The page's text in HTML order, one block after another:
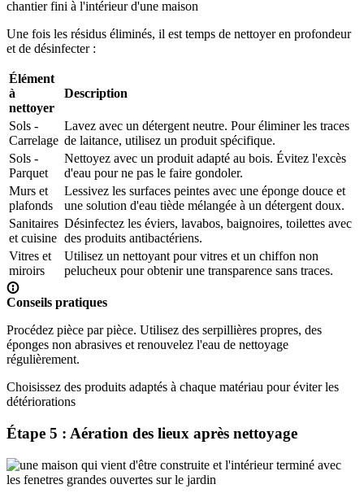
Une fois les résidus éliminés, il est temps de nettoyer en profondeur
et de désinfecter :
Élément
à
nettoyer
Description
Sols -
Carrelage
Lavez avec un détergent neutre. Pour éliminer les traces
de laitance, utilisez un produit spécifique.
Sols -
Parquet
Nettoyez avec un produit adapté au bois. Évitez l'excès
d'eau pour ne pas le faire gondoler.
Murs et
plafonds
Lessivez les surfaces peintes avec une éponge douce et
une solution d'eau tiède mélangée à un détergent doux.
Sanitaires
et cuisine
Désinfectez les éviers, lavabos, baignoires, toilettes avec
des produits antibactériens.
Vitres et
miroirs
Utilisez un nettoyant pour vitres et un chiffon non
pelucheux pour obtenir une transparence sans traces.
Conseils pratiques
Procédez pièce par pièce. Utilisez des serpillières propres, des
éponges non abrasives et renouvelez l'eau de nettoyage
régulièrement.
Choisissez des produits adaptés à chaque matériau pour éviter les
détériorations
Étape 5 : Aération des lieux après nettoyage